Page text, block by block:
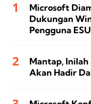
Microsoft
Dukungan
Pengguna
Mantap, Inilah
Akan Hadir